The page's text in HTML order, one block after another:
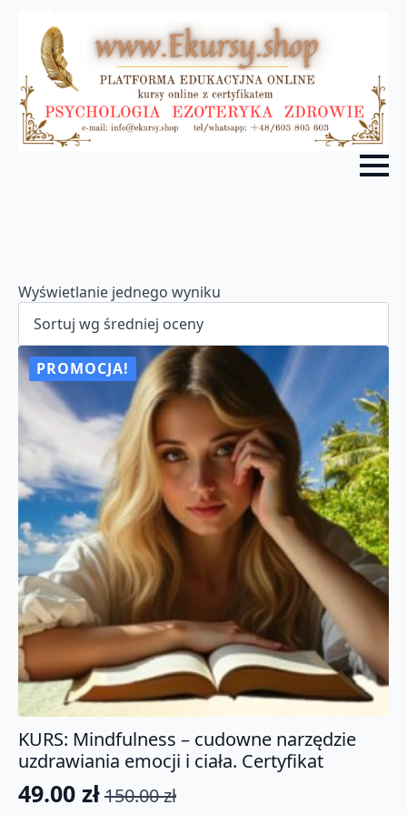
Wyświetlanie jednego wyniku
PROMOCJA!
KURS: Mindfulness – cudowne narzędzie
uzdrawiania emocji i ciała. Certyfikat
150.00zł
Pierwotna
49.00 zł
Aktualna